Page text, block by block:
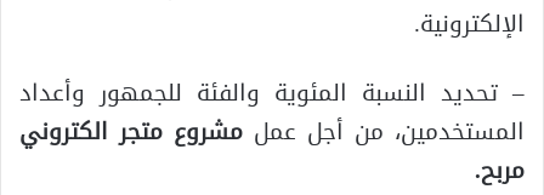
الإلكترونية.
– تحديد النسبة المئوية والفئة للجمهور وأعداد
المستخدمين، من أجل عمل مشروع متجر الكتروني
مربح.